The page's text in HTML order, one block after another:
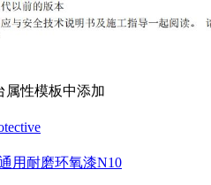
属性模板中添加
用耐磨环氧漆N10